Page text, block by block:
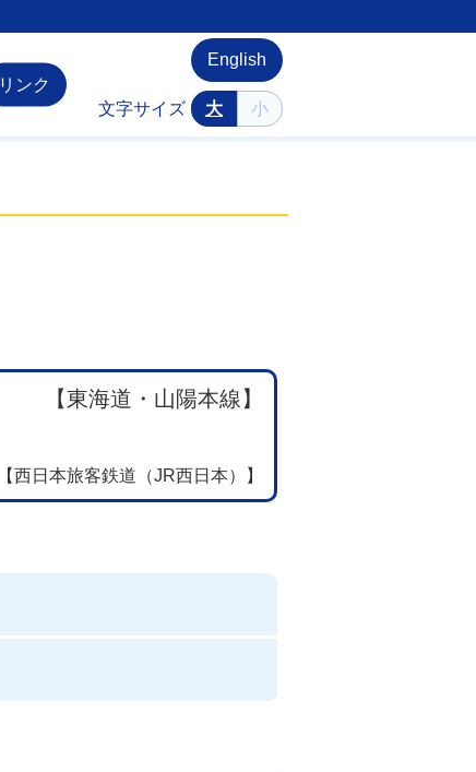
リンク
English
文字サイズ 大 小
【東海道・山陽本線】
【西日本旅客鉄道（JR西日本）】